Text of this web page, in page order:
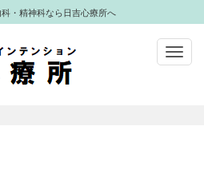
・精神科なら日吉心療所へ